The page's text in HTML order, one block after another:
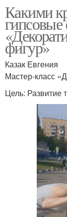
Какими
фигур»
Казак Евгения
Мастер-класс
Цель: Развитие